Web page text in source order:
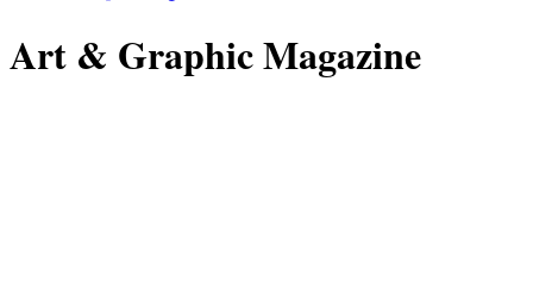
Art & Graphic Magazine